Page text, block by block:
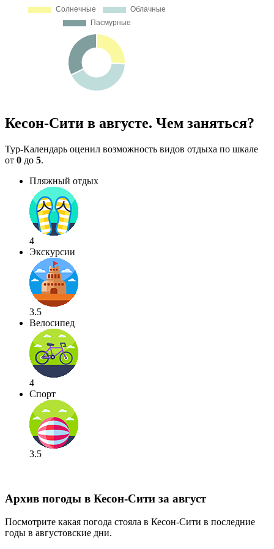
Кесон-Сити в августе. Чем заняться?
Тур-Календарь оценил возможность видов отдыха по шкале
от 0 до 5.
Пляжный отдых
4
Экскурсии
3.5
Велосипед
4
Спорт
3.5
Архив погоды в Кесон-Сити за август
Посмотрите какая погода стояла в Кесон-Сити в последние
годы в августовские дни.